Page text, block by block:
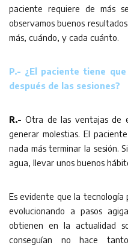
paciente requiere de más
observamos buenos
más, cuándo, y cada cuánto.
P.- ¿El paciente tiene
después de las sesiones?
R.- Otra de las ventajas de
generar molestias. El
nada más terminar la sesión.
agua, llevar unos buenos
Es evidente que la tecnología
evolucionando a pasos
obtienen en la actualidad
conseguían no hace